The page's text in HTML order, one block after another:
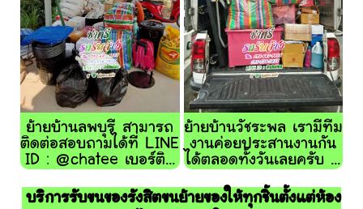
ย้ายบ้านลพบุรี สามารถ
ติดต่อสอบถามได้ที่ LINE
ID : @chatee เบอร์ติ...
ย้ายบ้านวัชระพล เรามีทีม
งานค่อยประสานงานกัน
ได้ตลอดทั้งวันเลยครับ ...
บริการรับขนของรังสิตขนย้ายของให้ทุกชิ้นตั้งแต่ห้อง